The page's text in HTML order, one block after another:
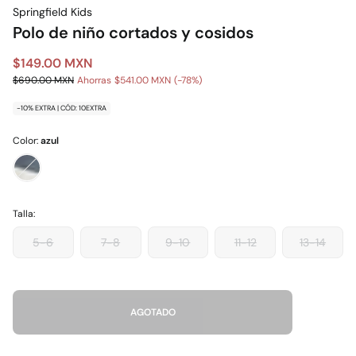
Springfield Kids
Polo de niño cortados y cosidos
$149.00 MXN
$690.00 MXN Ahorras $541.00 MXN 78
-10% EXTRA | CÓD: 10EXTRA
Color:azul
Talla:
5-6 7-8 9-10 11-12 13-14
AGOTADO